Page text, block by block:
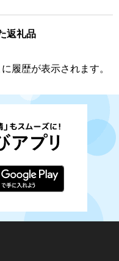
返礼品
履歴が表示されます。